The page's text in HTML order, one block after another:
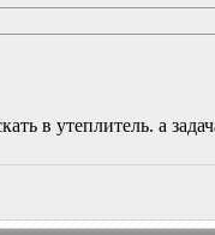
в утеплитель. а